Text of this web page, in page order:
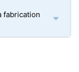
fabrication